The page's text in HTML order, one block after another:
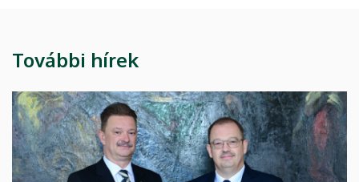
További hírek